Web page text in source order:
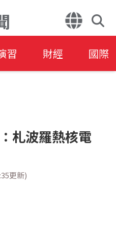
習 財經 國際
札波羅熱核電
更新)